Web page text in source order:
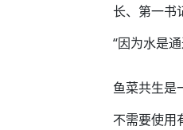
长、第一书
“因为水是
鱼菜共生是
不需要使用